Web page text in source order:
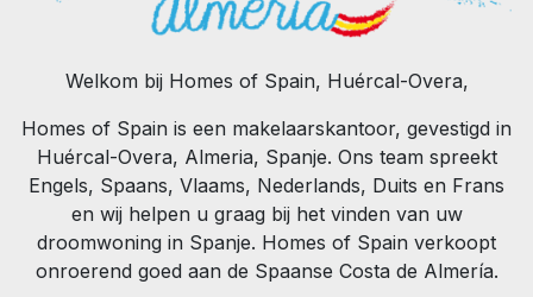
Welkom bij Homes of Spain, Huércal-Overa,
Homes of Spain is een makelaarskantoor, gevestigd in
Huércal-Overa, Almeria, Spanje. Ons team spreekt
Engels, Spaans, Vlaams, Nederlands, Duits en Frans
en wij helpen u graag bij het vinden van uw
droomwoning in Spanje. Homes of Spain verkoopt
onroerend goed aan de Spaanse Costa de Almería.